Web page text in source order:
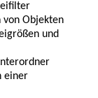
von Objekten
und
einer